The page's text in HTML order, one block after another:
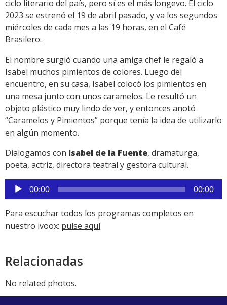
ciclo literario del país, pero sí es el más longevo. El ciclo
2023 se estrenó el 19 de abril pasado, y va los segundos
miércoles de cada mes a las 19 horas, en el Café
Brasilero.
El nombre surgió cuando una amiga chef le regaló a
Isabel muchos pimientos de colores. Luego del
encuentro, en su casa, Isabel colocó los pimientos en
una mesa junto con unos caramelos. Le resultó un
objeto plástico muy lindo de ver, y entonces anotó
“Caramelos y Pimientos” porque tenía la idea de utilizarlo
en algún momento.
Dialogamos con Isabel de la Fuente, dramaturga,
poeta, actriz, directora teatral y gestora cultural.
Reproductor
de
audio
00:00 00:00
Para escuchar todos los programas completos en
nuestro ivoox: pulse aquí
Relacionadas
No related photos.